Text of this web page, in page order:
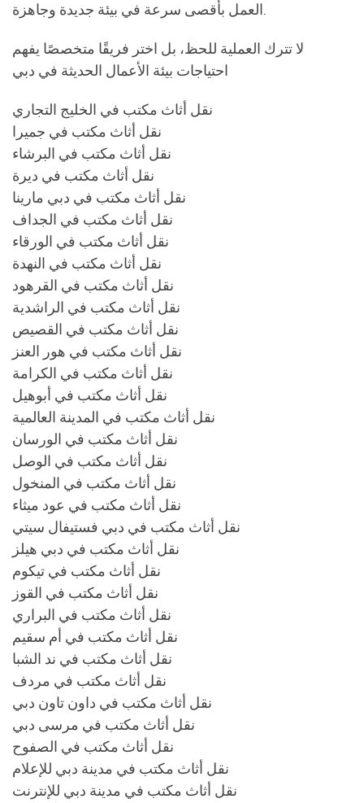
العمل بأقصى سرعة في بيئة جديدة وجاهزة.
لا تترك العملية للحظ، بل اختر فريقًا متخصصًا يفهم
احتياجات بيئة الأعمال الحديثة في دبي
نقل أثاث مكتب في الخليج التجاري
نقل أثاث مكتب في جميرا
نقل أثاث مكتب في البرشاء
نقل أثاث مكتب في ديرة
نقل أثاث مكتب في دبي مارينا
نقل أثاث مكتب في الجداف
نقل أثاث مكتب في الورقاء
نقل أثاث مكتب في النهدة
نقل أثاث مكتب في القرهود
نقل أثاث مكتب في الراشدية
نقل أثاث مكتب في القصيص
نقل أثاث مكتب في هور العنز
نقل أثاث مكتب في الكرامة
نقل أثاث مكتب في أبوهيل
نقل أثاث مكتب في المدينة العالمية
نقل أثاث مكتب في الورسان
نقل أثاث مكتب في الوصل
نقل أثاث مكتب في المنخول
نقل أثاث مكتب في عود ميثاء
نقل أثاث مكتب في دبي فستيفال سيتي
نقل أثاث مكتب في دبي هيلز
نقل أثاث مكتب في تيكوم
نقل أثاث مكتب في القوز
نقل أثاث مكتب في البراري
نقل أثاث مكتب في أم سقيم
نقل أثاث مكتب في ند الشبا
نقل أثاث مكتب في مردف
نقل أثاث مكتب في داون تاون دبي
نقل أثاث مكتب في مرسى دبي
نقل أثاث مكتب في الصفوح
نقل أثاث مكتب في مدينة دبي للإعلام
نقل أثاث مكتب في مدينة دبي للإنترنت